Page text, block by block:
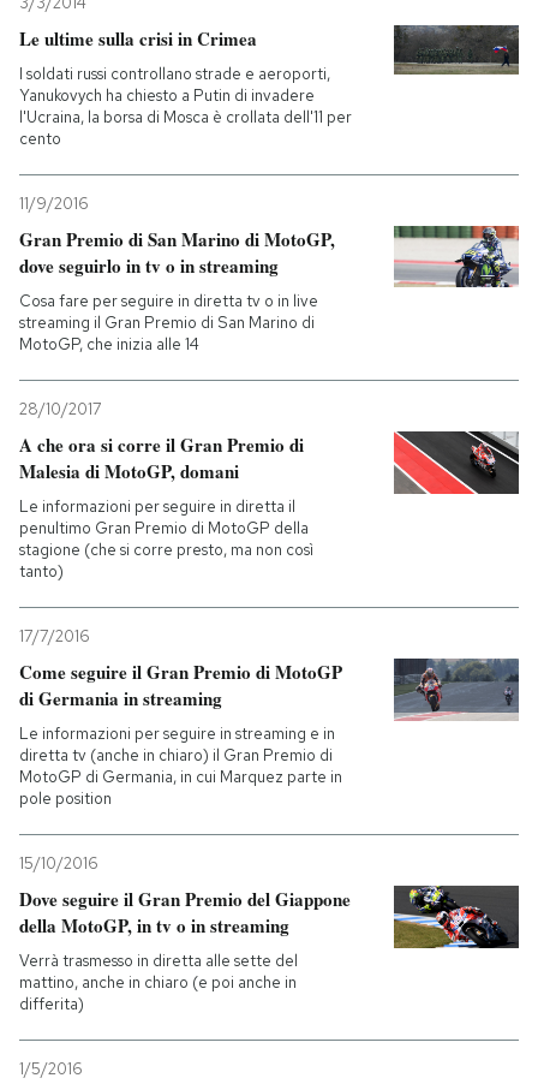
AREA PERSONALE
Entra
Le ultime sulla crisi in Crimea
I soldati russi controllano strade e aeroporti,
Yanukovych ha chiesto a Putin di invadere
l'Ucraina, la borsa di Mosca è crollata dell'11 per
cento
11/9/2016
Gran Premio di San Marino di MotoGP,
dove seguirlo in tv o in streaming
Cosa fare per seguire in diretta tv o in live
streaming il Gran Premio di San Marino di
MotoGP, che inizia alle 14
28/10/2017
A che ora si corre il Gran Premio di
Malesia di MotoGP, domani
Le informazioni per seguire in diretta il
penultimo Gran Premio di MotoGP della
stagione (che si corre presto, ma non così
tanto)
17/7/2016
Come seguire il Gran Premio di MotoGP
di Germania in streaming
Le informazioni per seguire in streaming e in
diretta tv (anche in chiaro) il Gran Premio di
MotoGP di Germania, in cui Marquez parte in
pole position
15/10/2016
Dove seguire il Gran Premio del Giappone
della MotoGP, in tv o in streaming
Verrà trasmesso in diretta alle sette del
mattino, anche in chiaro (e poi anche in
differita)
1/5/2016